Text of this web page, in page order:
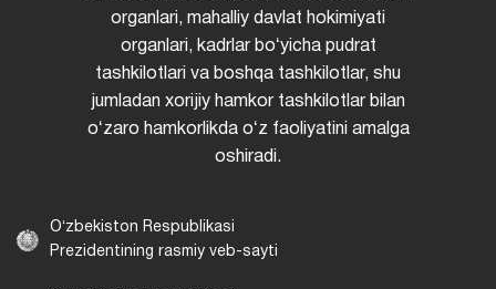
organlari, mahalliy davlat hokimiyati
organlari, kadrlar boʻyicha pudrat
tashkilotlari va boshqa tashkilotlar, shu
jumladan xorijiy hamkor tashkilotlar bilan
oʻzaro hamkorlikda oʻz faoliyatini amalga
oshiradi.
Oʻzbekiston Respublikasi
Prezidentining rasmiy veb-sayti